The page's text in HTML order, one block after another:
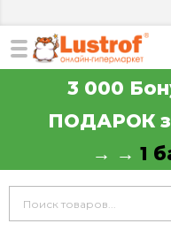
3 000
ПОДАРОК
→ → 1